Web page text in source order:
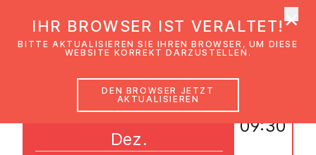
06
Dez.
09:30
IHR BROWSER IST VERALTET!
BITTE AKTUALISIEREN SIE IHREN BROWSER, UM DIESE
WEBSITE KORREKT DARZUSTELLEN.
DEN BROWSER JETZT
AKTUALISIEREN
×